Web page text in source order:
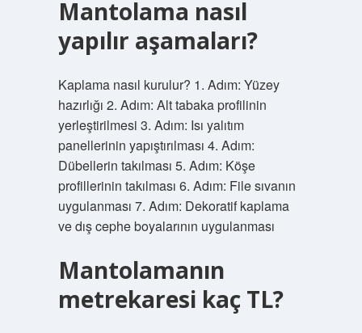
Mantolama nasıl
yapılır aşamaları?
Kaplama nasıl kurulur? 1. Adım: Yüzey
hazırlığı 2. Adım: Alt tabaka profilinin
yerleştirilmesi 3. Adım: Isı yalıtım
panellerinin yapıştırılması 4. Adım:
Dübellerin takılması 5. Adım: Köşe
profillerinin takılması 6. Adım: File sıvanın
uygulanması 7. Adım: Dekoratif kaplama
ve dış cephe boyalarının uygulanması
Mantolamanın
metrekaresi kaç TL?